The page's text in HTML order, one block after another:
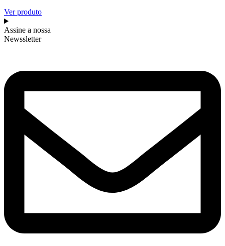
Ver produto
Assine a nossa
Newssletter